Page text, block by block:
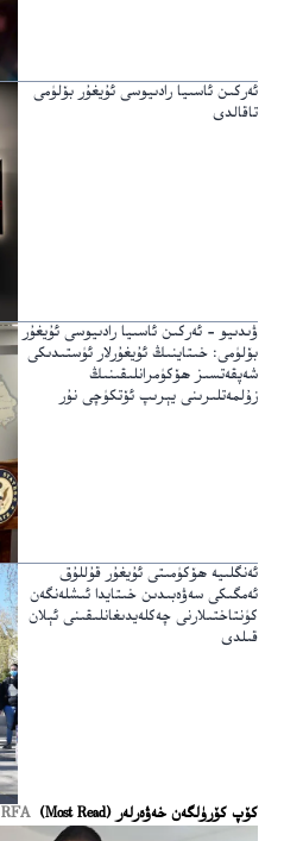
ئەركىن ئاسىيا رادىيوسى ئۇيغۇر بۆلۈمى
تاقالدى
ۋىدىيو – ئەركىن ئاسىيا رادىيوسى ئۇيغۇر
بۆلۈمى: خىتاينىڭ ئۇيغۇرلار ئۈستىدىكى
شەپقەتسىز ھۆكۈمرانلىقىنىڭ
زۇلمەتلىرىنى يېرىپ ئۆتكۈچى نۇر
ئەنگلىيە ھۆكۈمىتى ئۇيغۇر قۇللۇق
ئەمگىكى سەۋەبىدىن خىتايدا ئىشلەنگەن
كۈنتاختىلارنى چەكلەيدىغانلىقىنى ئېلان
قىلدى
كۆپ كۆرۈلگەن خەۋەرلەر (Most Read) RFA